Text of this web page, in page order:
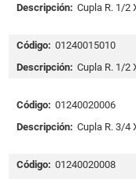
Descripción: Cupla R. 1/2
Código: 01240015010
Descripción: Cupla R. 1/2
Código: 01240020006
Descripción: Cupla R. 3/4
Código: 01240020008